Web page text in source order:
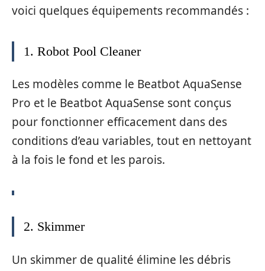
voici quelques équipements recommandés :
1. Robot Pool Cleaner
Les modèles comme le Beatbot AquaSense
Pro et le Beatbot AquaSense sont conçus
pour fonctionner efficacement dans des
conditions d’eau variables, tout en nettoyant
à la fois le fond et les parois.
2. Skimmer
Un skimmer de qualité élimine les débris